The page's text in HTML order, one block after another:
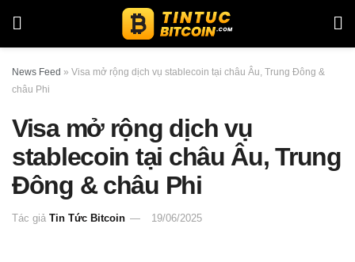
News Feed » Visa mở rộng dịch vụ stablecoin tại châu Âu, Trung Đông &
châu Phi
Visa mở rộng dịch vụ
stablecoin tại châu Âu, Trung
Đông & châu Phi
Tác giả Tin Tức Bitcoin 19/06/2025